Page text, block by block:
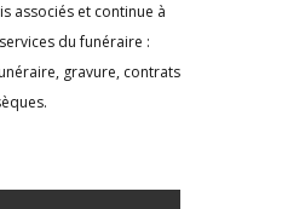
associés et continue à
du funéraire :
gravure, contrats